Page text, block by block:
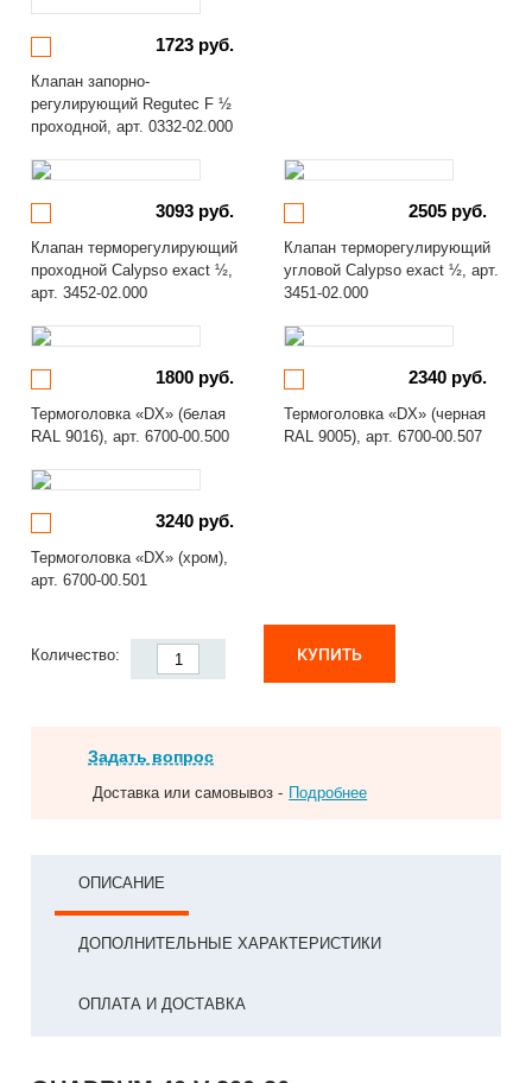
1723 руб.
Клапан запорно-
регулирующий Regutec F ½
проходной, арт. 0332-02.000
3093 руб.
Клапан терморегулирующий
проходной Calypso exact ½,
арт. 3452-02.000
2505 руб.
Клапан терморегулирующий
угловой Calypso exact ½, арт.
3451-02.000
1800 руб.
Термоголовка «DX» (белая
RAL 9016), арт. 6700-00.500
2340 руб.
Термоголовка «DX» (черная
RAL 9005), арт. 6700-00.507
3240 руб.
Термоголовка «DX» (хром),
арт. 6700-00.501
Количество: КУПИТЬ
Задать вопрос
Доставка или самовывоз - Подробнее
ОПИСАНИЕ
ДОПОЛНИТЕЛЬНЫЕ ХАРАКТЕРИСТИКИ
ОПЛАТА И ДОСТАВКА